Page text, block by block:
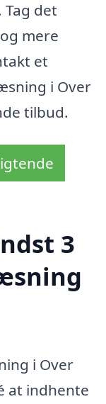
det
mere
et
i Over
tilbud.
3
i Over
at indhente